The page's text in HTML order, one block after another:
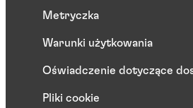
Metryczka
Warunki użytkowania
Oświadczenie dotyczące
Pliki cookie